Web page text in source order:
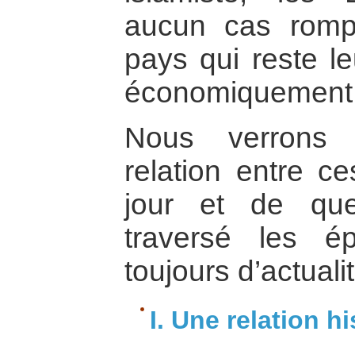
aucun cas
pays qui reste
Nous
relation entre
jour et de
traversé les
toujours
I. Une relation